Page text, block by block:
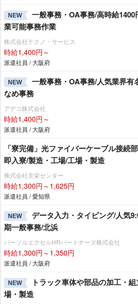
NEW
一般事務・OA事務/高時給
業可能事務作業
株式会社テクノ・サービス
時給1,400円～
派遣社員 / 大阪府
NEW
一般事務・OA事務/人気業界有
なめ事務
アデコ株式会社
時給1,400円～
派遣社員 / 大阪府
「寮完備」光ファイバーケーブル接続
即入寮/製造・工場/工場・製造
株式会社京栄センター
時給1,300円～1,625円
派遣社員 / 愛知県
NEW
データ入力・タイピング/人気
期一般事務/北浜
パーソルエクセルHRパートナーズ株式会社
時給1,300円～1,350円
派遣社員 / 大阪府
NEW
トラック車体や部品の加工・
場・製造